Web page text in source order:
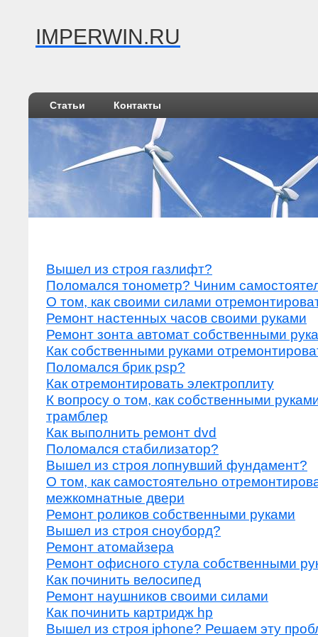
IMPERWIN.RU
Статьи Контакты
Вышел из строя газлифт?
Поломался тонометр? Чиним
О том, как своими силами
Ремонт настенных часов своими руками
Ремонт зонта автомат собственными
Как собственными руками
Поломался брик psp?
Как отремонтировать электроплиту
К вопросу о том, как собственными
трамблер
Как выполнить ремонт dvd
Поломался стабилизатор?
Вышел из строя лопнувший фундамент?
О том, как самостоятельно
межкомнатные двери
Ремонт роликов собственными руками
Вышел из строя сноуборд?
Ремонт атомайзера
Ремонт офисного стула собственными
Как починить велосипед
Ремонт наушников своими силами
Как починить картридж hp
Вышел из строя iphone? Решаем эту